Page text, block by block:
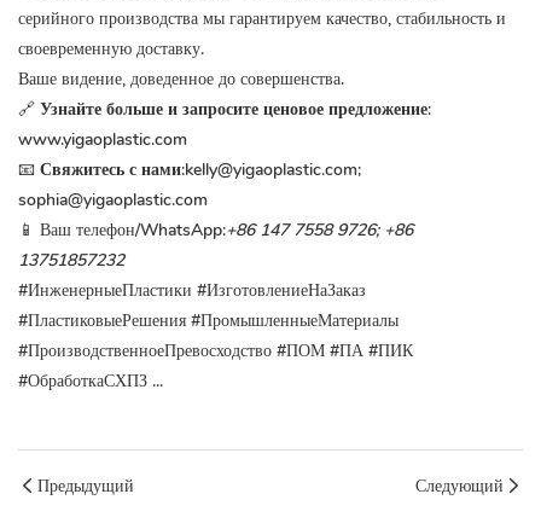
серийного производства мы гарантируем качество, стабильность и
своевременную доставку.
Ваше видение, доведенное до совершенства.
🔗 Узнайте больше и запросите ценовое предложение:
www.yigaoplastic.com
📧 Свяжитесь с нами:kelly@yigaoplastic.com;
sophia@yigaoplastic.com
📱 Ваш телефон/WhatsApp:+86 147 7558 9726; +86
13751857232
#ИнженерныеПластики #ИзготовлениеНаЗаказ
#ПластиковыеРешения #ПромышленныеМатериалы
#ПроизводственноеПревосходство #ПОМ #ПА #ПИК
#ОбработкаСХПЗ ...
Предыдущий Следующий